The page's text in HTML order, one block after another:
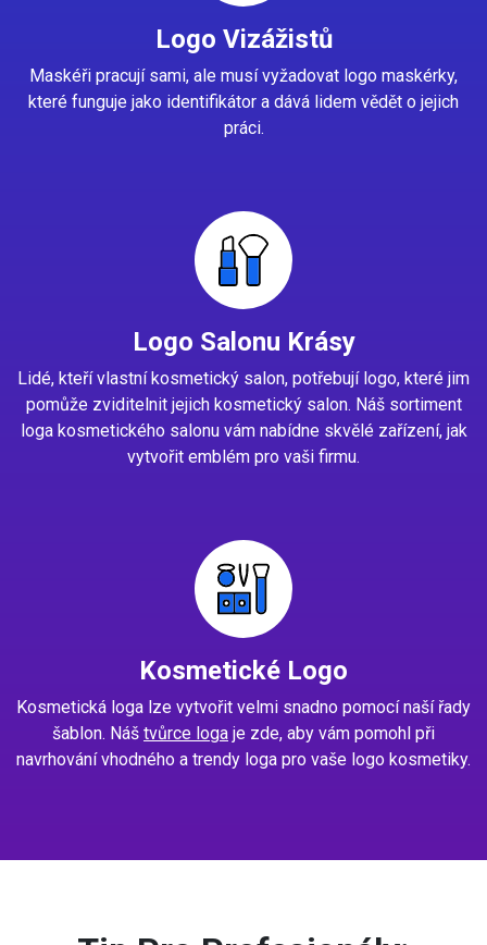
Logo Vizážistů
Maskéři pracují sami, ale musí vyžadovat logo maskérky,
které funguje jako identifikátor a dává lidem vědět o jejich
práci.
Logo Salonu Krásy
Lidé, kteří vlastní kosmetický salon, potřebují logo, které jim
pomůže zviditelnit jejich kosmetický salon. Náš sortiment
loga kosmetického salonu vám nabídne skvělé zařízení, jak
vytvořit emblém pro vaši firmu.
Kosmetické Logo
Kosmetická loga lze vytvořit velmi snadno pomocí naší řady
šablon. Náš tvůrce loga je zde, aby vám pomohl při
navrhování vhodného a trendy loga pro vaše logo kosmetiky.